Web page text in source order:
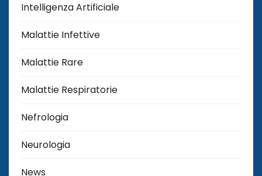
Intelligenza Artificiale
Malattie Infettive
Malattie Rare
Malattie Respiratorie
Nefrologia
Neurologia
News